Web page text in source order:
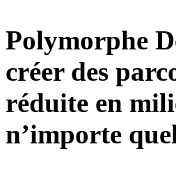
Polymorphe
créer des
réduite en
n’importe